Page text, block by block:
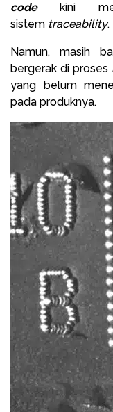
codekini
sistem traceability.
Namun, masih
bergerak di proses
yang belum
pada produknya.